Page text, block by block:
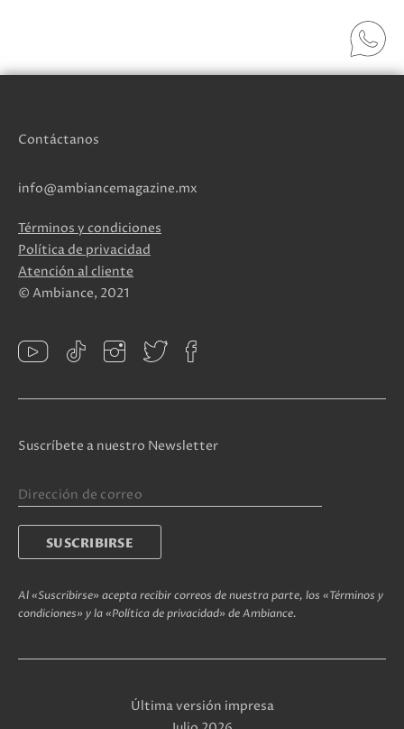
Contáctanos
info@ambiancemagazine.mx
Términos y condiciones
Política de privacidad
Atención al cliente
© Ambiance, 2021
Suscríbete a nuestro Newsletter
Al «Suscribirse» acepta recibir correos de nuestra parte, los «Términos y
condiciones» y la «Política de privacidad» de Ambiance.
Última versión impresa